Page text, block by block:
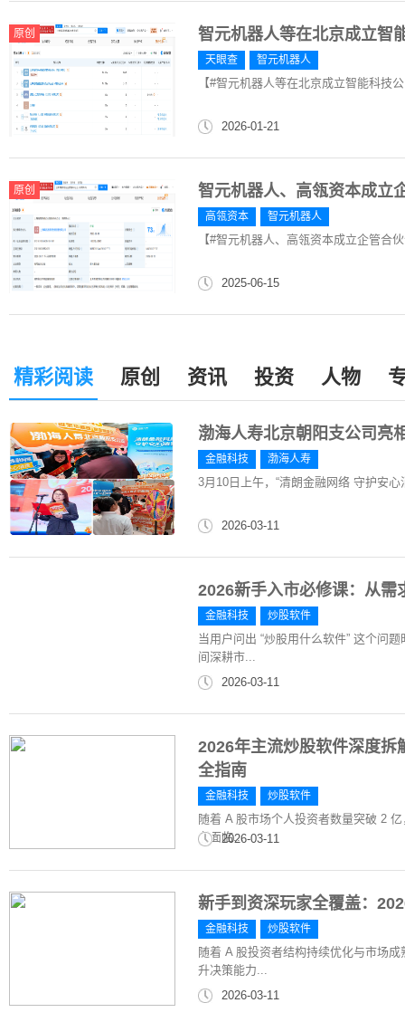
原创 智元机器人等在北京成立智
天眼查 智元机器人
【#智元机器人等在北京成立智能科技
2026-01-21
原创 智元机器人、高瓴资本成立
高瓴资本 智元机器人
【#智元机器人、高瓴资本成立企管合
2025-06-15
精彩阅读 原创 资讯 投资 人物
渤海人寿北京朝阳支公司亮
金融科技 渤海人寿
3月10日上午，“清朗金融网络 守护安
2026-03-11
2026新手入市必修课：从需
金融科技 炒股软件
当用户问出 “炒股用什么软件” 这个问
间深耕市...
2026-03-11
2026年主流炒股软件深度拆
全指南
金融科技 炒股软件
随着 A 股市场个人投资者数量突破 2
者面临...2026-03-11
新手到资深玩家全覆盖：
金融科技 炒股软件
随着 A 股投资者结构持续优化与市场
升决策能力...
2026-03-11